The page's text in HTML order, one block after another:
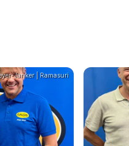
Janker | Ramasuri